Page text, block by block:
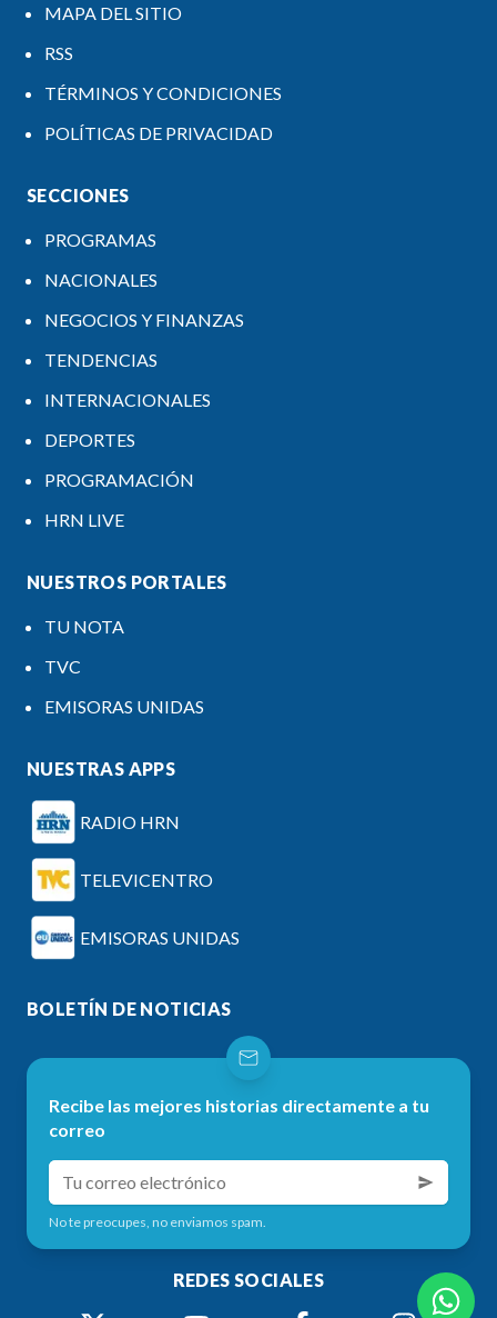
MAPA DEL SITIO
RSS
TÉRMINOS Y CONDICIONES
POLÍTICAS DE PRIVACIDAD
SECCIONES
PROGRAMAS
NACIONALES
NEGOCIOS Y FINANZAS
TENDENCIAS
INTERNACIONALES
DEPORTES
PROGRAMACIÓN
HRN LIVE
NUESTROS PORTALES
TU NOTA
TVC
EMISORAS UNIDAS
NUESTRAS APPS
RADIO HRN
TELEVICENTRO
EMISORAS UNIDAS
BOLETÍN DE NOTICIAS
Recibe las mejores historias directamente a tu
correo
No te preocupes, no enviamos spam.
REDES SOCIALES